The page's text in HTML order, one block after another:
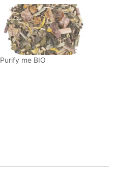
Purify me BIO